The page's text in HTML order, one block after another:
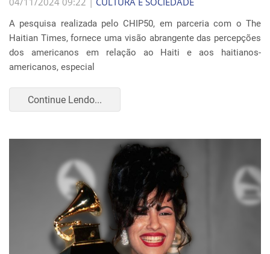
A pesquisa realizada pelo CHIP50, em parceria com o The
Haitian Times, fornece uma visão abrangente das percepções
dos americanos em relação ao Haiti e aos haitianos-
americanos, especial
Continue Lendo...